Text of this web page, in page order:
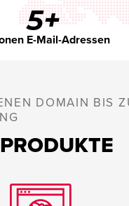
5+
E-Mail-Adressen
DOMAIN BIS